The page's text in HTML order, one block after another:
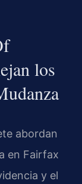
los
abordan
en Fairfax
y el